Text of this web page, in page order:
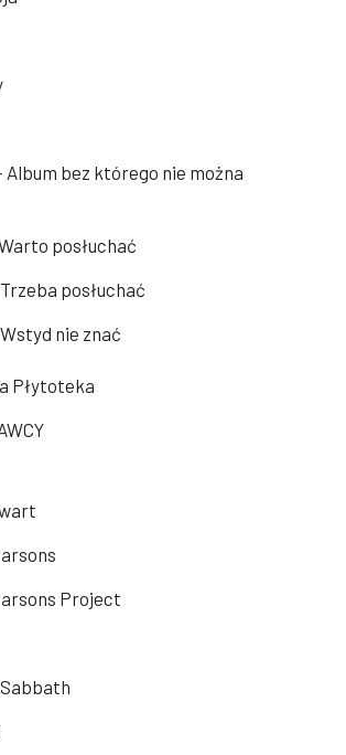
Album bez którego nie można
posłuchać
posłuchać
nie znać
Płytoteka
Project